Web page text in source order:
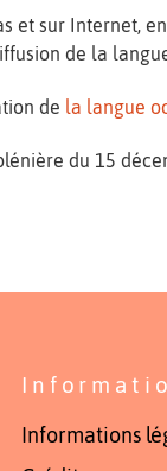
et sur Internet,
de la
de la langue
du 15
Informations